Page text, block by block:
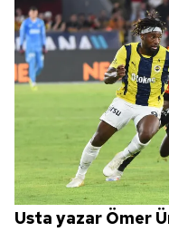
Usta yazar Ömer